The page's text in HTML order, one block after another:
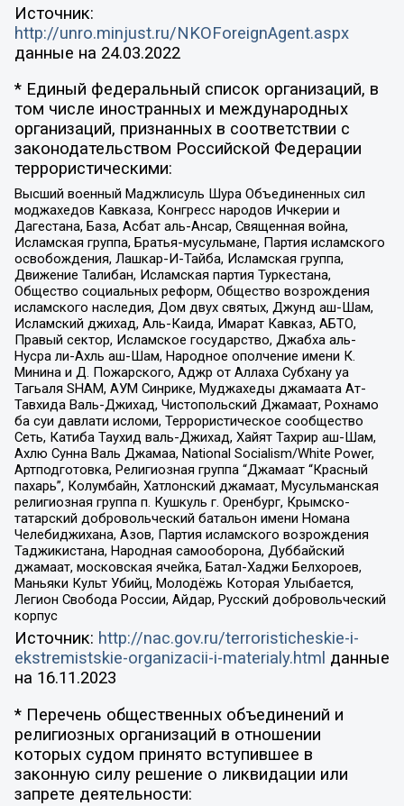
Источник:
http://unro.minjust.ru/NKOForeignAgent.aspx
данные на 24.03.2022
* Единый федеральный список организаций, в
том числе иностранных и международных
организаций, признанных в соответствии с
законодательством Российской Федерации
террористическими:
Высший военный Маджлисуль Шура Объединенных сил
моджахедов Кавказа, Конгресс народов Ичкерии и
Дагестана, База, Асбат аль-Ансар, Священная война,
Исламская группа, Братья-мусульмане, Партия исламского
освобождения, Лашкар-И-Тайба, Исламская группа,
Движение Талибан, Исламская партия Туркестана,
Общество социальных реформ, Общество возрождения
исламского наследия, Дом двух святых, Джунд аш-Шам,
Исламский джихад, Аль-Каида, Имарат Кавказ, АБТО,
Правый сектор, Исламское государство, Джабха аль-
Нусра ли-Ахль аш-Шам, Народное ополчение имени К.
Минина и Д. Пожарского, Аджр от Аллаха Субхану уа
Тагьаля SHAM, АУМ Синрике, Муджахеды джамаата Ат-
Тавхида Валь-Джихад, Чистопольский Джамаат, Рохнамо
ба суи давлати исломи, Террористическое сообщество
Сеть, Катиба Таухид валь-Джихад, Хайят Тахрир аш-Шам,
Ахлю Сунна Валь Джамаа, National Socialism/White Power,
Артподготовка, Религиозная группа “Джамаат “Красный
пахарь”, Колумбайн, Хатлонский джамаат, Мусульманская
религиозная группа п. Кушкуль г. Оренбург, Крымско-
татарский добровольческий батальон имени Номана
Челебиджихана, Азов, Партия исламского возрождения
Таджикистана, Народная самооборона, Дуббайский
джамаат, московская ячейка, Батал-Хаджи Белхороев,
Маньяки Культ Убийц, Молодёжь Которая Улыбается,
Легион Свобода России, Айдар, Русский добровольческий
корпус
Источник: http://nac.gov.ru/terroristicheskie-i-
ekstremistskie-organizacii-i-materialy.html данные
на 16.11.2023
* Перечень общественных объединений и
религиозных организаций в отношении
которых судом принято вступившее в
законную силу решение о ликвидации или
запрете деятельности: